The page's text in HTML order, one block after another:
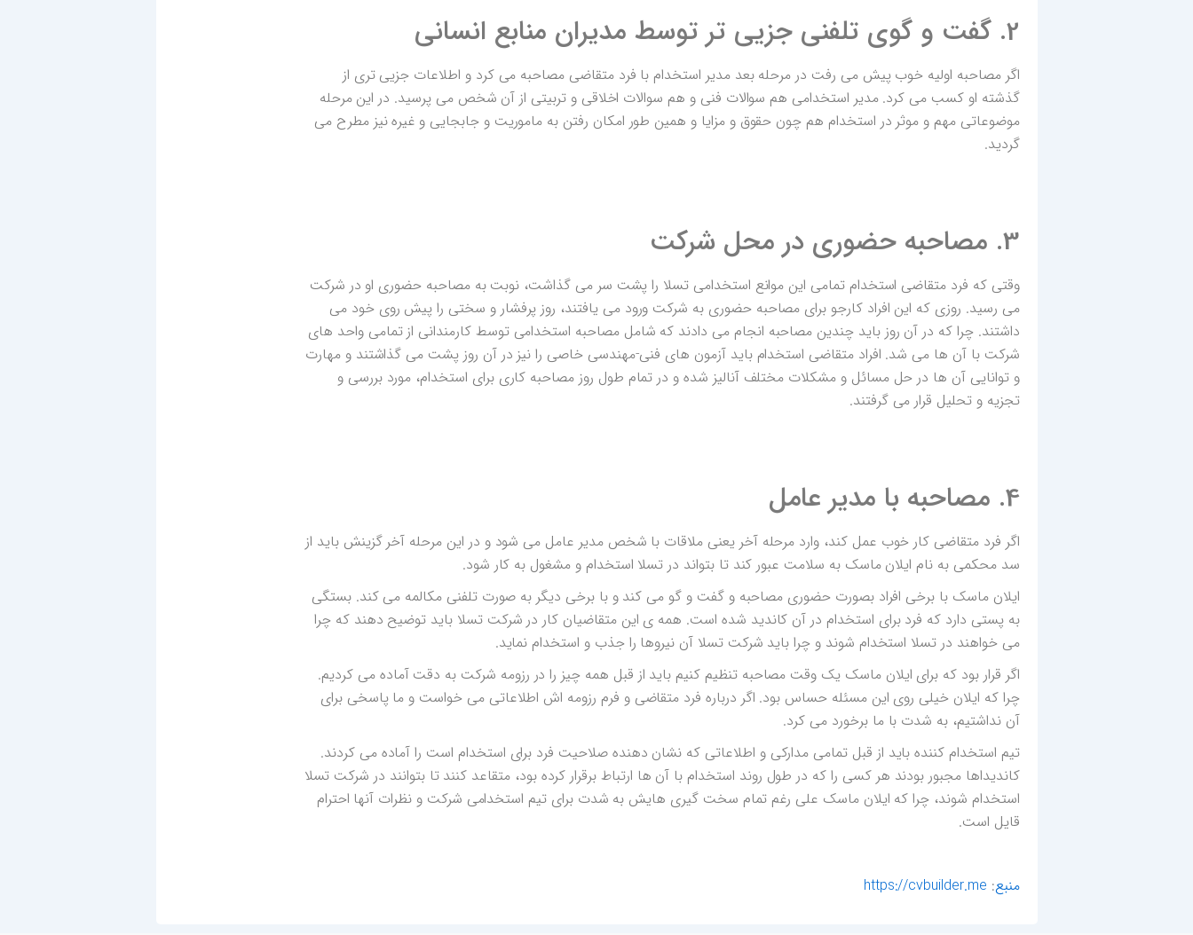
2. گفت و گوی تلفنی جزیی تر توسط مدیران منابع انسانی
اگر مصاحبه اولیه خوب پیش می رفت در مرحله بعد مدیر استخدام با فرد متقاضی مصاحبه می کرد و اطلاعات جزیی تری از
گذشته او کسب می کرد. مدیر استخدامی هم سوالات فنی و هم سوالات اخلاقی و تربیتی از آن شخص می پرسید. در این مرحله
موضوعاتی مهم و موثر در استخدام هم چون حقوق و مزایا و همین طور امکان رفتن به ماموریت و جابجایی و غیره نیز مطرح می
گردید.
3. مصاحبه حضوری در محل شرکت
وقتی که فرد متقاضی استخدام تمامی این موانع استخدامی تسلا را پشت سر می گذاشت، نوبت به مصاحبه حضوری او در شرکت
می رسید. روزی که این افراد کارجو برای مصاحبه حضوری به شرکت ورود می یافتند، روز پرفشار و سختی را پیش روی خود می
داشتند. چرا که در آن روز باید چندین مصاحبه انجام می دادند که شامل مصاحبه استخدامی توسط کارمندانی از تمامی واحد های
شرکت با آن ها می شد. افراد متقاضی استخدام باید آزمون های فنی-مهندسی خاصی را نیز در آن روز پشت می گذاشتند و مهارت
و توانایی آن ها در حل مسائل و مشکلات مختلف آنالیز شده و در تمام طول روز مصاحبه کاری برای استخدام، مورد بررسی و
تجزیه و تحلیل قرار می گرفتند.
4. مصاحبه با مدیر عامل
اگر فرد متقاضی کار خوب عمل کند، وارد مرحله آخر یعنی ملاقات با شخص مدیر عامل می شود و در این مرحله آخر گزینش باید از
سد محکمی به نام ایلان ماسک به سلامت عبور کند تا بتواند در تسلا استخدام و مشغول به کار شود.
ایلان ماسک با برخی افراد بصورت حضوری مصاحبه و گفت و گو می کند و با برخی دیگر به صورت تلفنی مکالمه می کند. بستگی
به پستی دارد که فرد برای استخدام در آن کاندید شده است. همه ی این متقاضیان کار در شرکت تسلا باید توضیح دهند که چرا
می خواهند در تسلا استخدام شوند و چرا باید شرکت تسلا آن نیروها را جذب و استخدام نماید.
اگر قرار بود که برای ایلان ماسک یک وقت مصاحبه تنظیم کنیم باید از قبل همه چیز را در رزومه شرکت به دقت آماده می کردیم.
چرا که ایلان خیلی روی این مسئله حساس بود. اگر درباره فرد متقاضی و فرم رزومه اش اطلاعاتی می خواست و ما پاسخی برای
آن نداشتیم، به شدت با ما برخورد می کرد.
تیم استخدام کننده باید از قبل تمامی مدارکی و اطلاعاتی که نشان دهنده صلاحیت فرد برای استخدام است را آماده می کردند.
کاندیداها مجبور بودند هر کسی را که در طول روند استخدام با آن ها ارتباط برقرار کرده بود، متقاعد کنند تا بتوانند در شرکت تسلا
استخدام شوند، چرا که ایلان ماسک علی رغم تمام سخت گیری هایش به شدت برای تیم استخدامی شرکت و نظرات آنها احترام
قایل است.
منبع:
https://cvbuilder.me